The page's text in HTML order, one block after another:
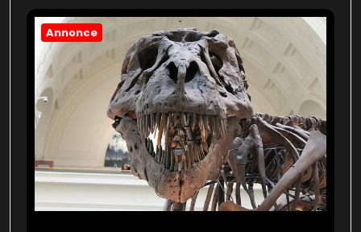
Annonce